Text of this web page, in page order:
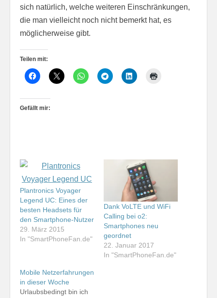
sich natürlich, welche weiteren Einschränkungen,
die man vielleicht noch nicht bemerkt hat, es
möglicherweise gibt.
Teilen mit:
Gefällt mir:
Plantronics Voyager
Legend UC: Eines der
besten Headsets für
den Smartphone-Nutzer
29. März 2015
In "SmartPhoneFan.de"
Dank VoLTE und WiFi
Calling bei o2:
Smartphones neu
geordnet
22. Januar 2017
In "SmartPhoneFan.de"
Mobile Netzerfahrungen
in dieser Woche
Urlaubsbedingt bin ich